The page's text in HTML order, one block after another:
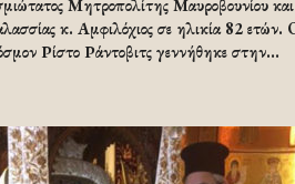
Μητροπολίτης Μαυροβουνίου και
κ. Αμφιλόχιος σε ηλικία 82 ετών.
Ρίστο Ράντοβιτς γεννήθηκε στην...